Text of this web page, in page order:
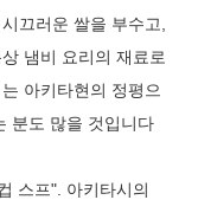
끄러운 쌀을 부수고,
냄비 요리의 재료로
아키타현의 정평으
분도 많을 것입니다
스프". 아키타시의